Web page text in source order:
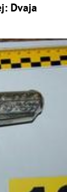
Dvaja